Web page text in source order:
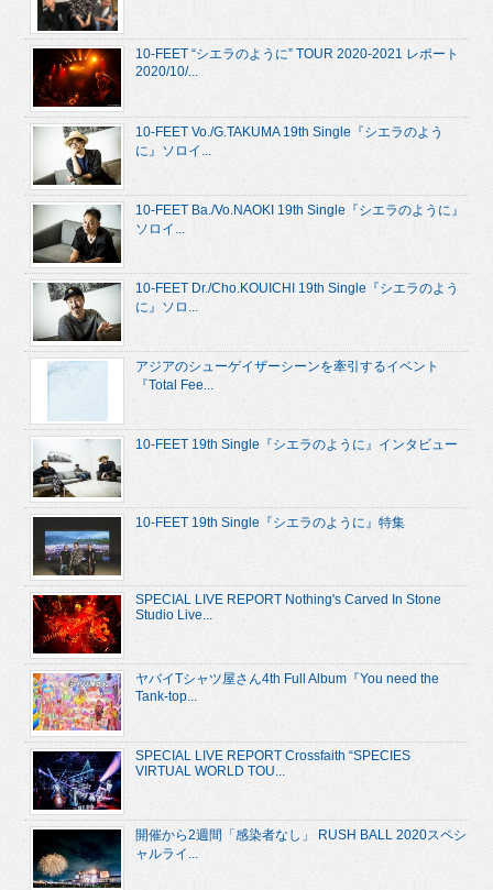
10-FEET “シエラのように” TOUR 2020-2021 レポート
2020/10/...
10-FEET Vo./G.TAKUMA 19th Single『シエラのよう
に』ソロイ...
10-FEET Ba./Vo.NAOKI 19th Single『シエラのように』
ソロイ...
10-FEET Dr./Cho.KOUICHI 19th Single『シエラのよう
に』ソロ...
アジアのシューゲイザーシーンを牽引するイベント
『Total Fee...
10-FEET 19th Single『シエラのように』インタビュー
10-FEET 19th Single『シエラのように』特集
SPECIAL LIVE REPORT Nothing's Carved In Stone
Studio Live...
ヤバイTシャツ屋さん4th Full Album『You need the
Tank-top...
SPECIAL LIVE REPORT Crossfaith “SPECIES
VIRTUAL WORLD TOU...
開催から2週間「感染者なし」 RUSH BALL 2020スペシ
ャルライ...